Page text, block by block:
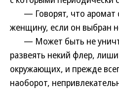
— Говорят, что аромат
женщину, если он выбран
— Может быть не
развеять некий флер,
окружающих, и прежде
наоборот,